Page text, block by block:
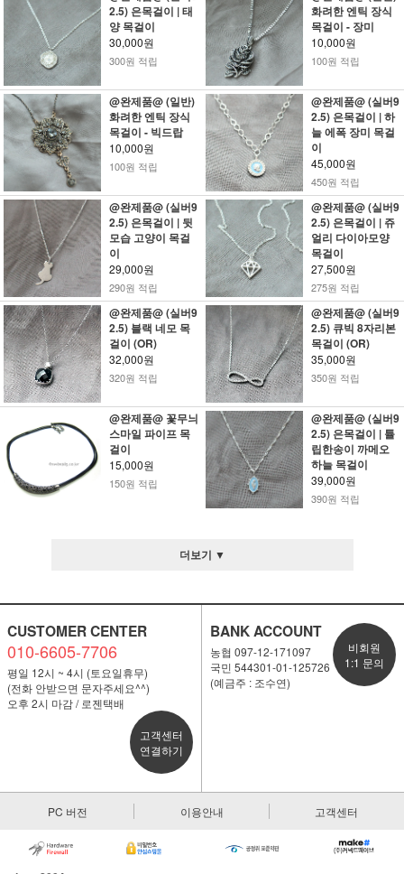
2.5) 은목걸이 | 태
양 목걸이
30,000원
300원 적립
화려한 엔틱 장식
목걸이 - 장미
10,000원
100원 적립
@완제품@ (일반)
화려한 엔틱 장식
목걸이 - 빅드랍
10,000원
100원 적립
@완제품@ (실버9
2.5) 은목걸이 | 하
늘 에폭 장미 목걸
이
45,000원
450원 적립
@완제품@ (실버9
2.5) 은목걸이 | 뒷
모습 고양이 목걸
이
29,000원
290원 적립
@완제품@ (실버9
2.5) 은목걸이 | 쥬
얼리 다이아모양
목걸이
27,500원
275원 적립
@완제품@ (실버9
2.5) 블랙 네모 목
걸이 (OR)
32,000원
320원 적립
@완제품@ (실버9
2.5) 큐빅 8자리본
목걸이 (OR)
35,000원
350원 적립
@완제품@ 꽃무늬
스마일 파이프 목
걸이
15,000원
150원 적립
@완제품@ (실버9
2.5) 은목걸이 | 튤
립한송이 까메오
하늘 목걸이
39,000원
390원 적립
더보기 ▼
CUSTOMER CENTER
010-6605-7706
평일 12시 ~ 4시 (토요일휴무)
(전화 안받으면 문자주세요^^)
오후 2시 마감 / 로젠택배
고객센터
연결하기
BANK ACCOUNT
농협 097-12-171097
국민 544301-01-125726
(예금주 : 조수연)
비회원
1:1 문의
PC 버전 이용안내 고객센터